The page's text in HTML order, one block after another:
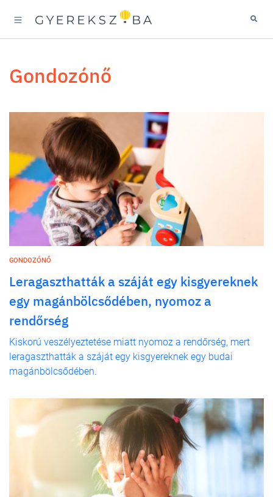
gondozónő
GONDOZÓNŐ
Leragaszthatták a száját egy kisgyereknek
egy magánbölcsődében, nyomoz a
rendőrség
Kiskorú veszélyeztetése miatt nyomoz a rendőrség, mert
leragaszthatták a száját egy kisgyereknek egy budai
magánbölcsődében.